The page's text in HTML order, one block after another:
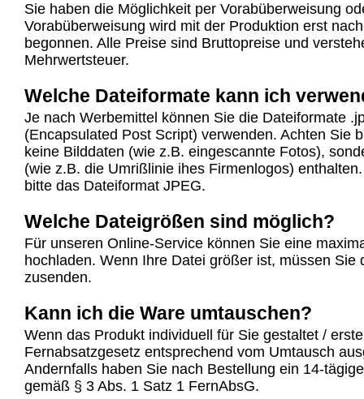
Sie haben die Möglichkeit per Vorabüberweisung
Vorabüberweisung wird mit der Produktion erst
begonnen. Alle Preise sind Bruttopreise und
Mehrwertsteuer.
Welche Dateiformate kann ich
Je nach Werbemittel können Sie die Dateiformate
(Encapsulated Post Script) verwenden. Achten Sie
keine Bilddaten (wie z.B. eingescannte Fotos),
(wie z.B. die Umrißlinie ihes Firmenlogos)
bitte das Dateiformat JPEG.
Welche Dateigrößen sind möglich?
Für unseren Online-Service können Sie eine
hochladen. Wenn Ihre Datei größer ist, müssen Sie
zusenden.
Kann ich die Ware umtauschen?
Wenn das Produkt individuell für Sie gestaltet /
Fernabsatzgesetz entsprechend vom Umtausch
Andernfalls haben Sie nach Bestellung ein 14-
gemäß § 3 Abs. 1 Satz 1 FernAbsG.